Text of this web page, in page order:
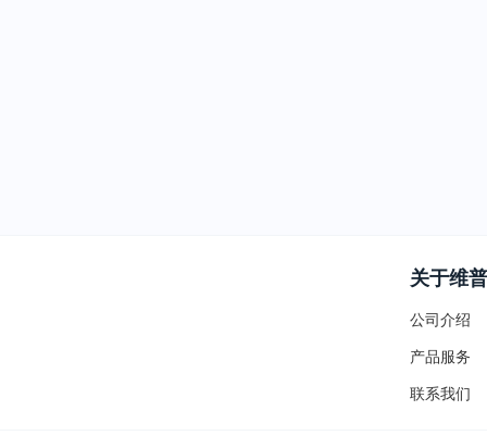
关于维普
公司介绍
产品服务
联系我们